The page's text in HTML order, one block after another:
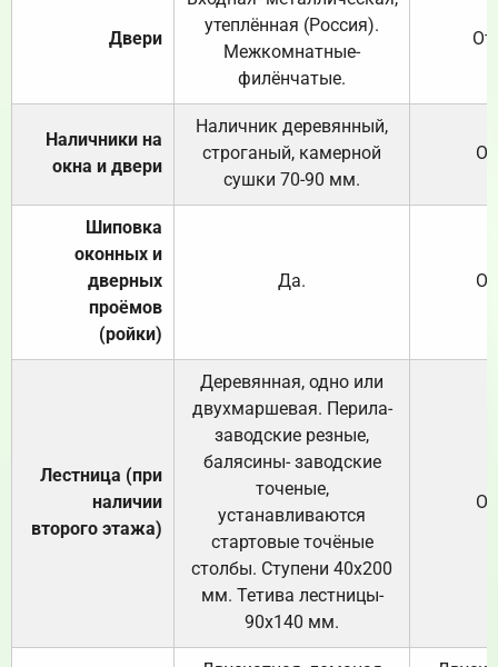
Двери
утеплённая (Россия).
Межкомнатные-
филёнчатые.
Наличники на
окна и двери
Наличник деревянный,
строганый, камерной
сушки 70-90 мм.
Шиповка
оконных и
дверных
проёмов
(ройки)
Да.
Лестница (при
наличии
второго этажа)
Деревянная, одно или
двухмаршевая. Перила-
заводские резные,
балясины- заводские
точеные,
устанавливаются
стартовые точёные
столбы. Ступени 40х200
мм. Тетива лестницы-
90х140 мм.